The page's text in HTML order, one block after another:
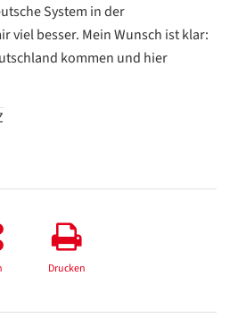
System in der
viel besser. Mein Wunsch ist klar:
kommen und hier
Drucken